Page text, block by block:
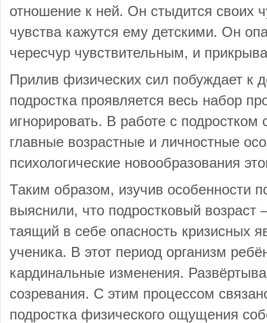
отношение к ней. Он стыдится своих
чувства кажутся ему детскими. Он
чересчур чувствительным, и
Прилив физических сил побуждает к
подростка проявляется весь набор
игнорировать. В работе с подростком
главные возрастные и личностные
психологические новообразования
Таким образом, изучив особенности
выяснили, что подростковый возраст
таящий в себе опасность кризисных
ученика. В этот период организм
кардинальные изменения.
созревания. С этим процессом
подростка физического ощущения